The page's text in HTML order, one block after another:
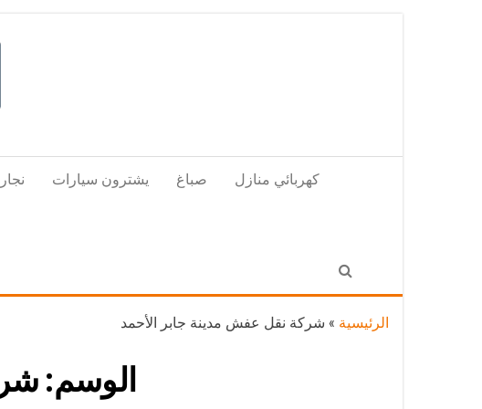
نجار يشترون سيارات صباغ كهربائي منازل
الرئيسية » شركة نقل عفش مدينة جابر الأحمد
الوسم: